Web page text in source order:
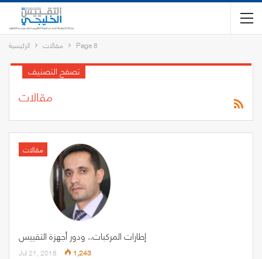
الرئيسية مقالات Page 8
تصفح التصنيف
مقالات
مقالات
إطارات المركبات.. ودور أجهزة التقييس
Jul 21, 2018 1,243